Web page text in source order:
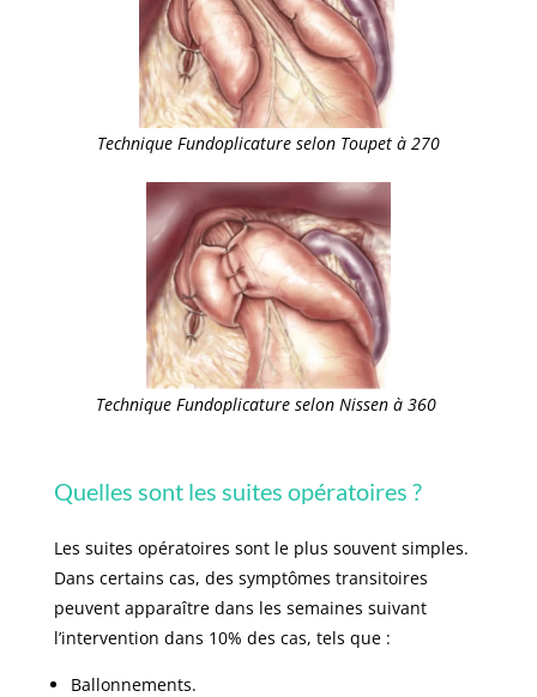
Technique Fundoplicature selon Toupet à 270
Technique Fundoplicature selon Nissen à 360
Quelles sont les suites opératoires ?
Les suites opératoires sont le plus souvent simples.
Dans certains cas, des symptômes transitoires
peuvent apparaître dans les semaines suivant
l’intervention dans 10% des cas, tels que :
Ballonnements.